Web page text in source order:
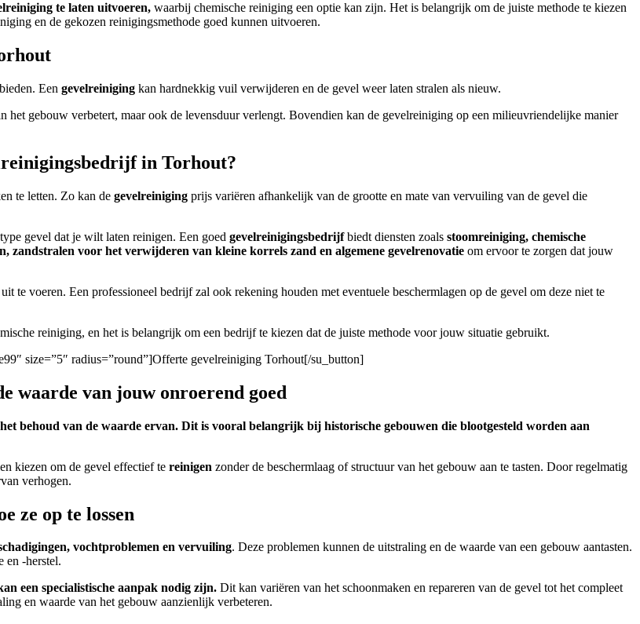
te laten uitvoeren, waarbij chemische reiniging een optie kan zijn. Het is belangrijk om de juiste methode te kiezen
en de gekozen reinigingsmethode goed kunnen uitvoeren.
Een gevelreiniging kan hardnekkig vuil verwijderen en de gevel weer laten stralen als nieuw.
het gebouw verbetert, maar ook de levensduur verlengt. Bovendien kan de gevelreiniging op een milieuvriendelijke manier
in Torhout?
te letten. Zo kan de gevelreiniging prijs variëren afhankelijk van de grootte en mate van vervuiling van de gevel die
gevel dat je wilt laten reinigen. Een goed gevelreinigingsbedrijfbiedt diensten zoals stoomreiniging, chemische
voor het verwijderen van kleine korrels zand en algemene gevelrenovatie om ervoor te zorgen dat jouw
te voeren. Een professioneel bedrijf zal ook rekening houden met eventuele beschermlagen op de gevel om deze niet te
reiniging, en het is belangrijk om een bedrijf te kiezen dat de juiste methode voor jouw situatie gebruikt.
size=”5″ radius=”round”]Offerte gevelreiniging Torhout[/su_button]
waarde van jouw onroerend goed
behoud van de waarde ervan. Dit is vooral belangrijk bij historische gebouwen die blootgesteld worden aan
kiezen om de gevel effectief te reinigen zonder de beschermlaag of structuur van het gebouw aan te tasten. Door regelmatig
verhogen.
ze op te lossen
vochtproblemen en vervuiling. Deze problemen kunnen de uitstraling en de waarde van een gebouw aantasten.
en -herstel.
een specialistische aanpak nodig zijn. Dit kan variëren van het schoonmaken en repareren van de gevel tot het compleet
en waarde van het gebouw aanzienlijk verbeteren.